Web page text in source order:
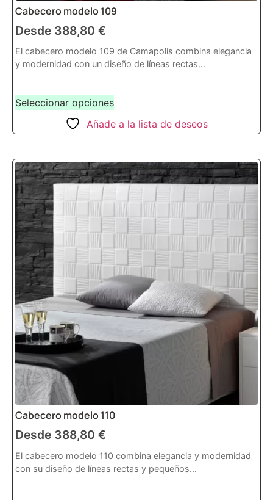
Cabecero modelo 109
Desde 388,80 €
El cabecero modelo 109 de Camapolis combina elegancia
y modernidad con un diseño de líneas rectas...
Seleccionar opciones
Añade a la lista de deseos
Cabecero modelo 110
Desde 388,80 €
El cabecero modelo 110 combina elegancia y modernidad
con su diseño de líneas rectas y pequeños...